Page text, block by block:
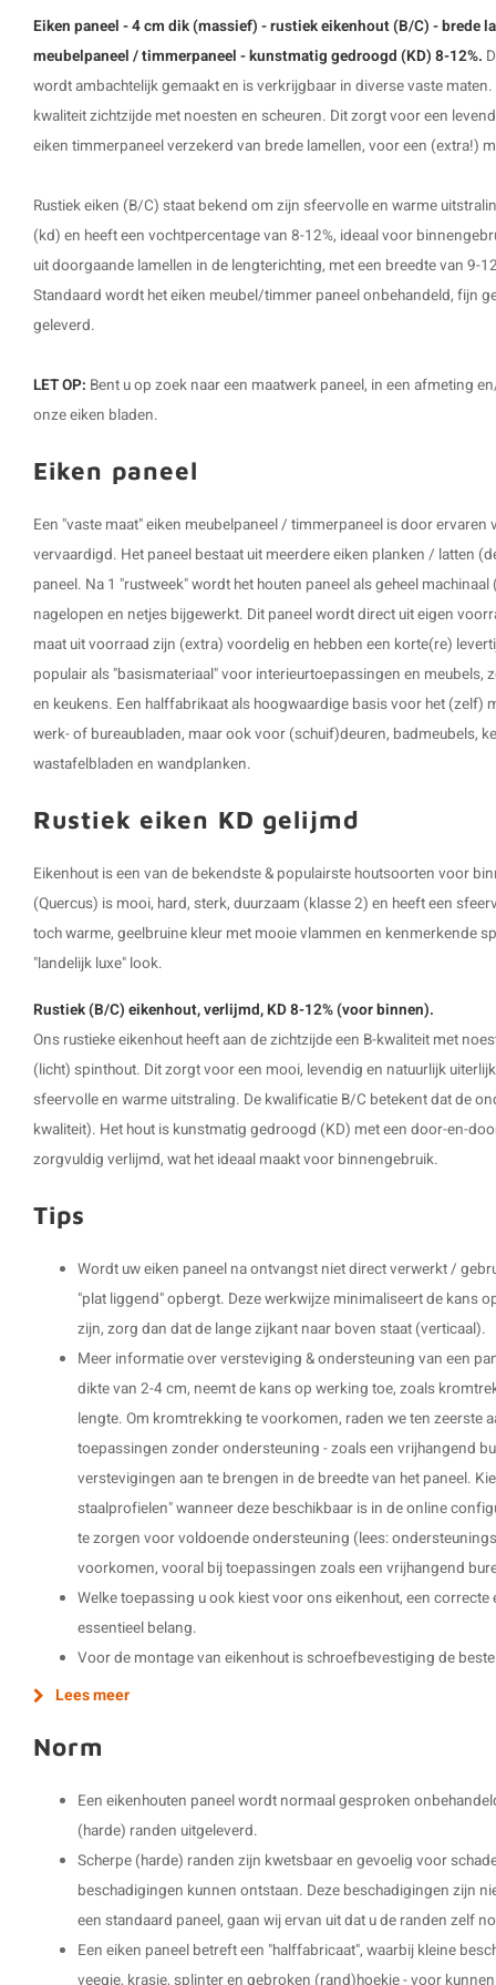
Eiken paneel - 4 cm dik (massief) - rustiek eikenhout (B/C) - brede
meubelpaneel / timmerpaneel - kunstmatig gedroogd (KD) 8-12%.
wordt ambachtelijk gemaakt en is verkrijgbaar in diverse vaste
kwaliteit zichtzijde met noesten en scheuren. Dit zorgt voor een
eiken timmerpaneel verzekerd van brede lamellen, voor een (extra!)
Rustiek eiken (B/C) staat bekend om zijn sfeervolle en warme
(kd) en heeft een vochtpercentage van 8-12%, ideaal voor
uit doorgaande lamellen in de lengterichting, met een breedte van 9-
Standaard wordt het eiken meubel/timmer paneel onbehandeld, fijn
geleverd.
LET OP: Bent u op zoek naar een maatwerk paneel, in een afmeting
onze eiken bladen.
Eiken paneel
Een "vaste maat" eiken meubelpaneel / timmerpaneel is door
vervaardigd. Het paneel bestaat uit meerdere eiken planken / latten
paneel. Na 1 "rustweek" wordt het houten paneel als geheel
nagelopen en netjes bijgewerkt. Dit paneel wordt direct uit eigen
maat uit voorraad zijn (extra) voordelig en hebben een korte(re)
populair als "basismateriaal" voor interieurtoepassingen en meubels,
en keukens. Een halffabrikaat als hoogwaardige basis voor het (zelf)
werk- of bureaubladen, maar ook voor (schuif)deuren, badmeubels,
wastafelbladen en wandplanken.
Rustiek eiken KD gelijmd
Eikenhout is een van de bekendste & populairste houtsoorten voor
(Quercus) is mooi, hard, sterk, duurzaam (klasse 2) en heeft een
toch warme, geelbruine kleur met mooie vlammen en kenmerkende
"landelijk luxe" look.
Rustiek (B/C) eikenhout, verlijmd, KD 8-12% (voor binnen).
Ons rustieke eikenhout heeft aan de zichtzijde een B-kwaliteit met
(licht) spinthout. Dit zorgt voor een mooi, levendig en natuurlijk
sfeervolle en warme uitstraling. De kwalificatie B/C betekent dat de
kwaliteit). Het hout is kunstmatig gedroogd (KD) met een door-en-
zorgvuldig verlijmd, wat het ideaal maakt voor binnengebruik.
Tips
Wordt uw eiken paneel na ontvangst niet direct verwerkt /
"plat liggend" opbergt. Deze werkwijze minimaliseert de kans
zijn, zorg dan dat de lange zijkant naar boven staat (verticaal).
Meer informatie over versteviging & ondersteuning van een
dikte van 2-4 cm, neemt de kans op werking toe, zoals
lengte. Om kromtrekking te voorkomen, raden we ten zeerste
toepassingen zonder ondersteuning - zoals een vrijhangend
verstevigingen aan te brengen in de breedte van het paneel.
staalprofielen" wanneer deze beschikbaar is in de online
te zorgen voor voldoende ondersteuning (lees:
voorkomen, vooral bij toepassingen zoals een vrijhangend
Welke toepassing u ook kiest voor ons eikenhout, een
essentieel belang.
Voor de montage van eikenhout is schroefbevestiging de
Lees meer
Norm
Een eikenhouten paneel wordt normaal gesproken
(harde) randen uitgeleverd.
Scherpe (harde) randen zijn kwetsbaar en gevoelig voor
beschadigingen kunnen ontstaan. Deze beschadigingen zijn
een standaard paneel, gaan wij ervan uit dat u de randen zelf
Een eiken paneel betreft een "halffabricaat", waarbij kleine
veegje, krasje, splinter en gebroken (rand)hoekje - voor